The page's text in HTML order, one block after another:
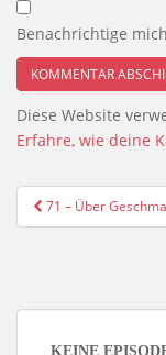
Benachrichtige
Diese Website
Erfahre, wie deine
71 – Über
KEINE